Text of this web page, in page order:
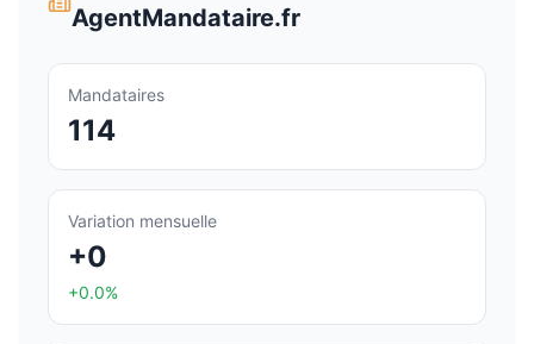
AgentMandataire.fr
Mandataires
114
Variation mensuelle
+0
+0.0%